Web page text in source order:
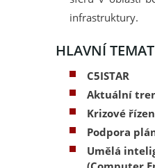
infrastruktury.
HLAVNÍ
C5ISTAR
Aktuální
Krizové
Podpora
Umělá